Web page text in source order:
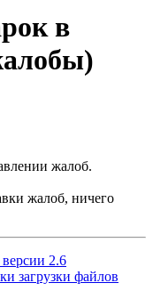
в
жалоб.
жалоб, ничего
2.6
загрузки файлов